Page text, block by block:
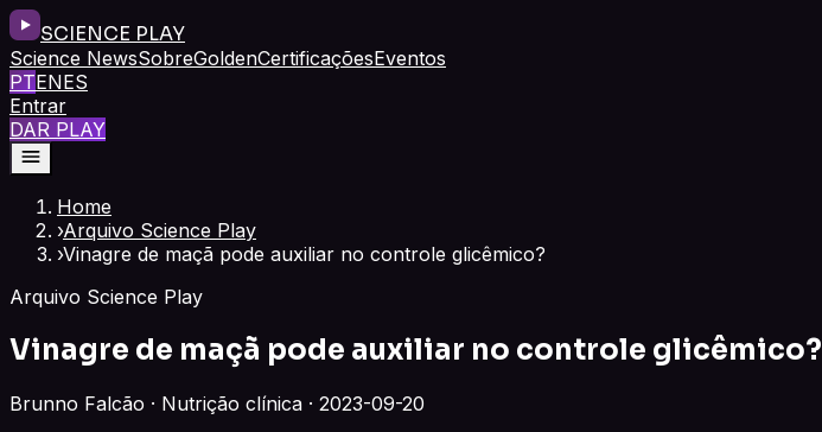
SCIENCE PLAY
Science NewsSobreGoldenCertificaçõesEventos
PTENES
Entrar
DAR PLAY
Home
›Arquivo Science Play
›Vinagre de maçã pode auxiliar no controle glicêmico?
Arquivo Science Play
Vinagre de maçã pode auxiliar no controle glicêmico?
Brunno Falcão · Nutrição clínica · 2023-09-20